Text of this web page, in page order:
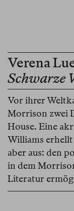
Verena
Schwarze
Vor ihrer
Morrison zwei
House. Eine
Williams erhellt
aber aus: den
in dem
Literatur